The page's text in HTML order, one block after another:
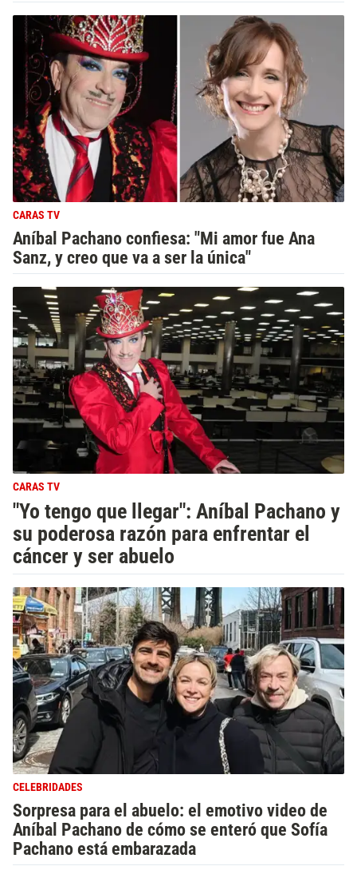
CARAS TV
Aníbal Pachano confiesa: "Mi amor fue Ana
Sanz, y creo que va a ser la única"
CARAS TV
"Yo tengo que llegar": Aníbal Pachano y
su poderosa razón para enfrentar el
cáncer y ser abuelo
CELEBRIDADES
Sorpresa para el abuelo: el emotivo video de
Aníbal Pachano de cómo se enteró que Sofía
Pachano está embarazada